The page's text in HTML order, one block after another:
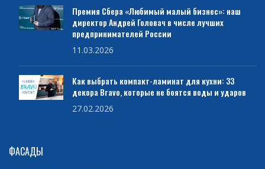
Премия Сбера «Любимый малый бизнес»: наш
директор Андрей Головач в числе лучших
предпринимателей России
11.03.2026
Как выбрать компакт-ламинат для кухни: 33
декора Bravo, которые не боятся воды и ударов
27.02.2026
ФАСАДЫ